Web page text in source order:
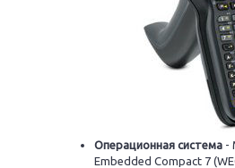
Операционная система -
Embedded Compact 7